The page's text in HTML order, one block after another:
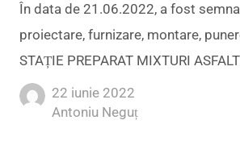
În data de 21.06.2022, a fost
proiectare, furnizare, montare,
STAȚIE PREPARAT MIXTURI
22 iunie 2022
Author
Antoniu Neguț